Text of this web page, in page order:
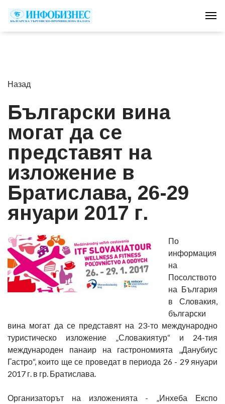
Назад
Български вина
могат да се
представят на
изложение в
Братислава, 26-29
януари 2017 г.
По
информация
на
Посолството
на България
в Словакия,
български
вина могат да се представят на 23-то международно
туристическо изложение „Словакиятур“ и 24-тия
международен панаир на гастрономията „Данубиус
Гастро“, които ще се проведат в периода 26 - 29 януари
2017 г. в гр. Братислава.
Организаторът на изложенията - „Инхеба Експо